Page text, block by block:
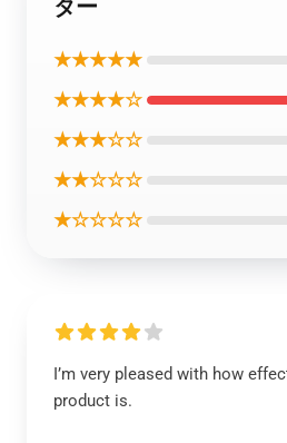
ター
★★★★★
★★★★☆
★★★☆☆
★★☆☆☆
★☆☆☆☆
I’m very pleased with how
product is.